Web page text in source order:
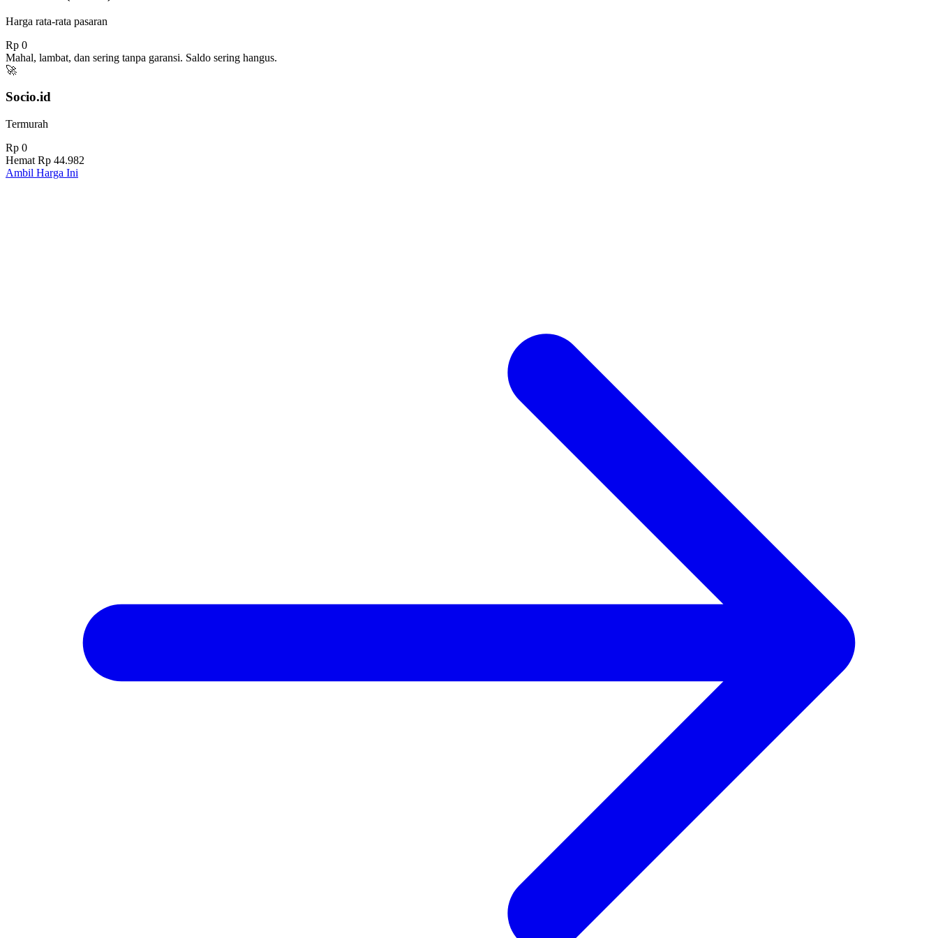
Harga rata-rata pasaran
Rp 0
Mahal, lambat, dan sering tanpa garansi. Saldo sering hangus.
🚀
Socio.id
Termurah
Rp 0
Hemat Rp 44.982
Ambil Harga Ini